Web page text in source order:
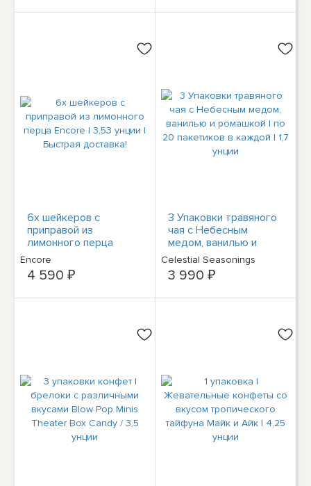
6x шейкеров с
приправой из
лимонного перца
Encore | 3,53 унции |
Быстрая доставка!
Encore
4 590 ₽
3 Упаковки травяного
чая с Небесным
медом, ванилью и
ромашкой | по 20
пакетиков в каждой |
1,7 унции
Celestial Seasonings
3 990 ₽